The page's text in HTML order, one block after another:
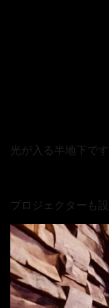
光が入る半地下です
プロジェクターも